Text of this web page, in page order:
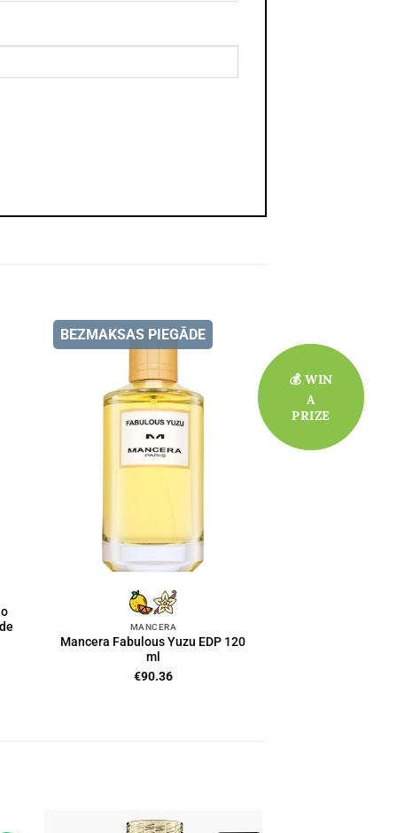
BEZMAKSAS PIEGĀDE
MANCERA
Mancera Fabulous Yuzu EDP 120
ml
€90.36
💰 WIN
A
PRIZE
💰 WIN
A
PRIZE